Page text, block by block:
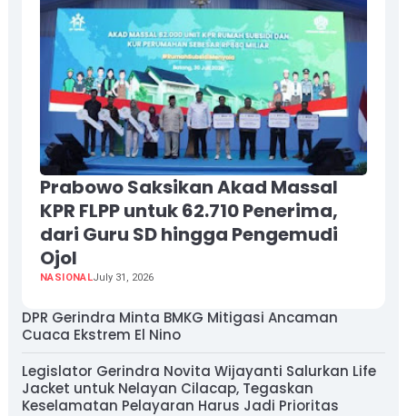
Prabowo Saksikan Akad Massal
KPR FLPP untuk 62.710 Penerima,
dari Guru SD hingga Pengemudi
Ojol
NASIONALJuly 31, 2026
DPR Gerindra Minta BMKG Mitigasi Ancaman
Cuaca Ekstrem El Nino
Legislator Gerindra Novita Wijayanti Salurkan Life
Jacket untuk Nelayan Cilacap, Tegaskan
Keselamatan Pelayaran Harus Jadi Prioritas